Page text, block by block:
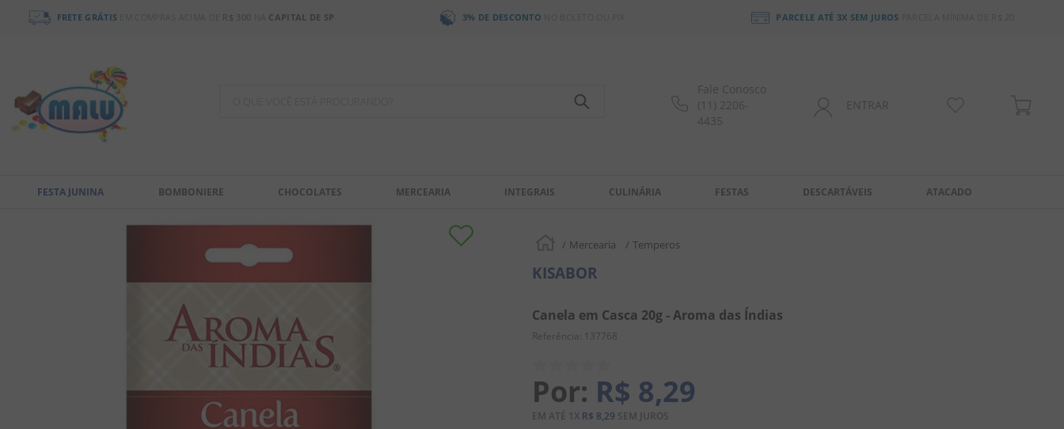
FRETE GRÁTIS EM COMPRAS ACIMA DE R$ 300 CAPITAL DE SP 3% DE DESCONTO PARCELE ATÉ 3X SEM JUROS PARCELA MÍNIMA DE R$ 20
Fale Conosco
(11) 2206-
4435
ENTRAR
FESTA JUNINA BOMBONIERE CHOCOLATES MERCEARIA INTEGRAIS CULINÁRIA FESTAS DESCARTÁVEIS ATACADO
Mercearia Temperos
KISABOR
Canela em Casca 20g - Aroma das Índias
Referência : 137768
R$ 8,29
EM ATÉ 1 X R$ 8,29 SEM JUROS
TERMOS MAIS BUSCADOS
2º
doce leite